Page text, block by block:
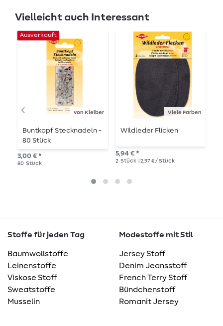
Vielleicht auch Interessant
von Kleiber
Ausverkauft
Buntkopf Stecknadeln -
80 Stück
3,00 € *
80 Stück
Viele Farben
Wildleder Flicken
5,94 € *
2 Stück | 2,97 € / Stück
Stoffe für jeden Tag
Baumwollstoffe
Leinenstoffe
Viskose Stoff
Sweatstoffe
Musselin
Modestoffe mit Stil
Jersey Stoff
Denim Jeansstoff
French Terry Stoff
Bündchenstoff
Romanit Jersey